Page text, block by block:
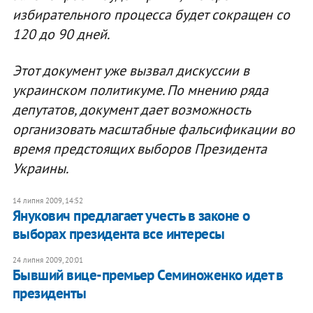
избирательного процесса будет сокращен со
120 до 90 дней.
Этот документ уже вызвал дискуссии в
украинском политикуме. По мнению ряда
депутатов, документ дает возможность
организовать масштабные фальсификации во
время предстоящих выборов Президента
Украины.
14 липня 2009, 14:52
Янукович предлагает учесть в законе о
выборах президента все интересы
24 липня 2009, 20:01
Бывший вице-премьер Семиноженко идет в
президенты